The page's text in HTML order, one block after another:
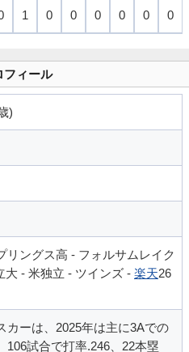
1 0 0 0 0 0 0
フィール
)
リングス高 - フォルサムレイク
大 - 米独立 - ツインズ - 楽天26
カーは、2025年は主に3Aでの
106試合で打率.246、22本塁